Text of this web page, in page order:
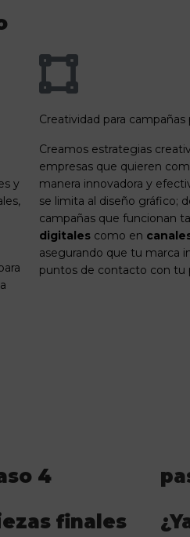
y
Creatividad para campañas
Creamos estrategias
empresas que quieren
manera innovadora y
se limita al diseño gráfico;
campañas que funcionan
digitalescomo en
asegurando que tu marca
puntos de contacto con tu
4
finales